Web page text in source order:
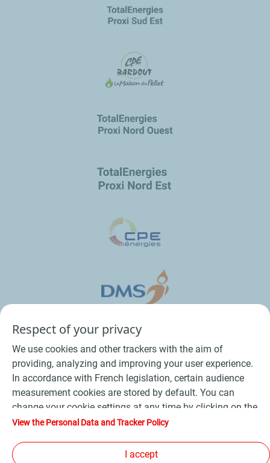
Conditions Générales de Vente Bois
Conditions Générales d’Utilisation
Respect of your privacy
We use cookies and other trackers with the aim of
providing, analyzing and improving your user experience.
In accordance with French legislation, certain audience
measurement cookies are stored by default. You can
change your cookie settings at any time by clicking on the
"Manage my cookies" button. By clicking on the "Accept"
device. If you click on "Decline", only the technical cookies
View the Personal Data and Tracker Policy
I accept